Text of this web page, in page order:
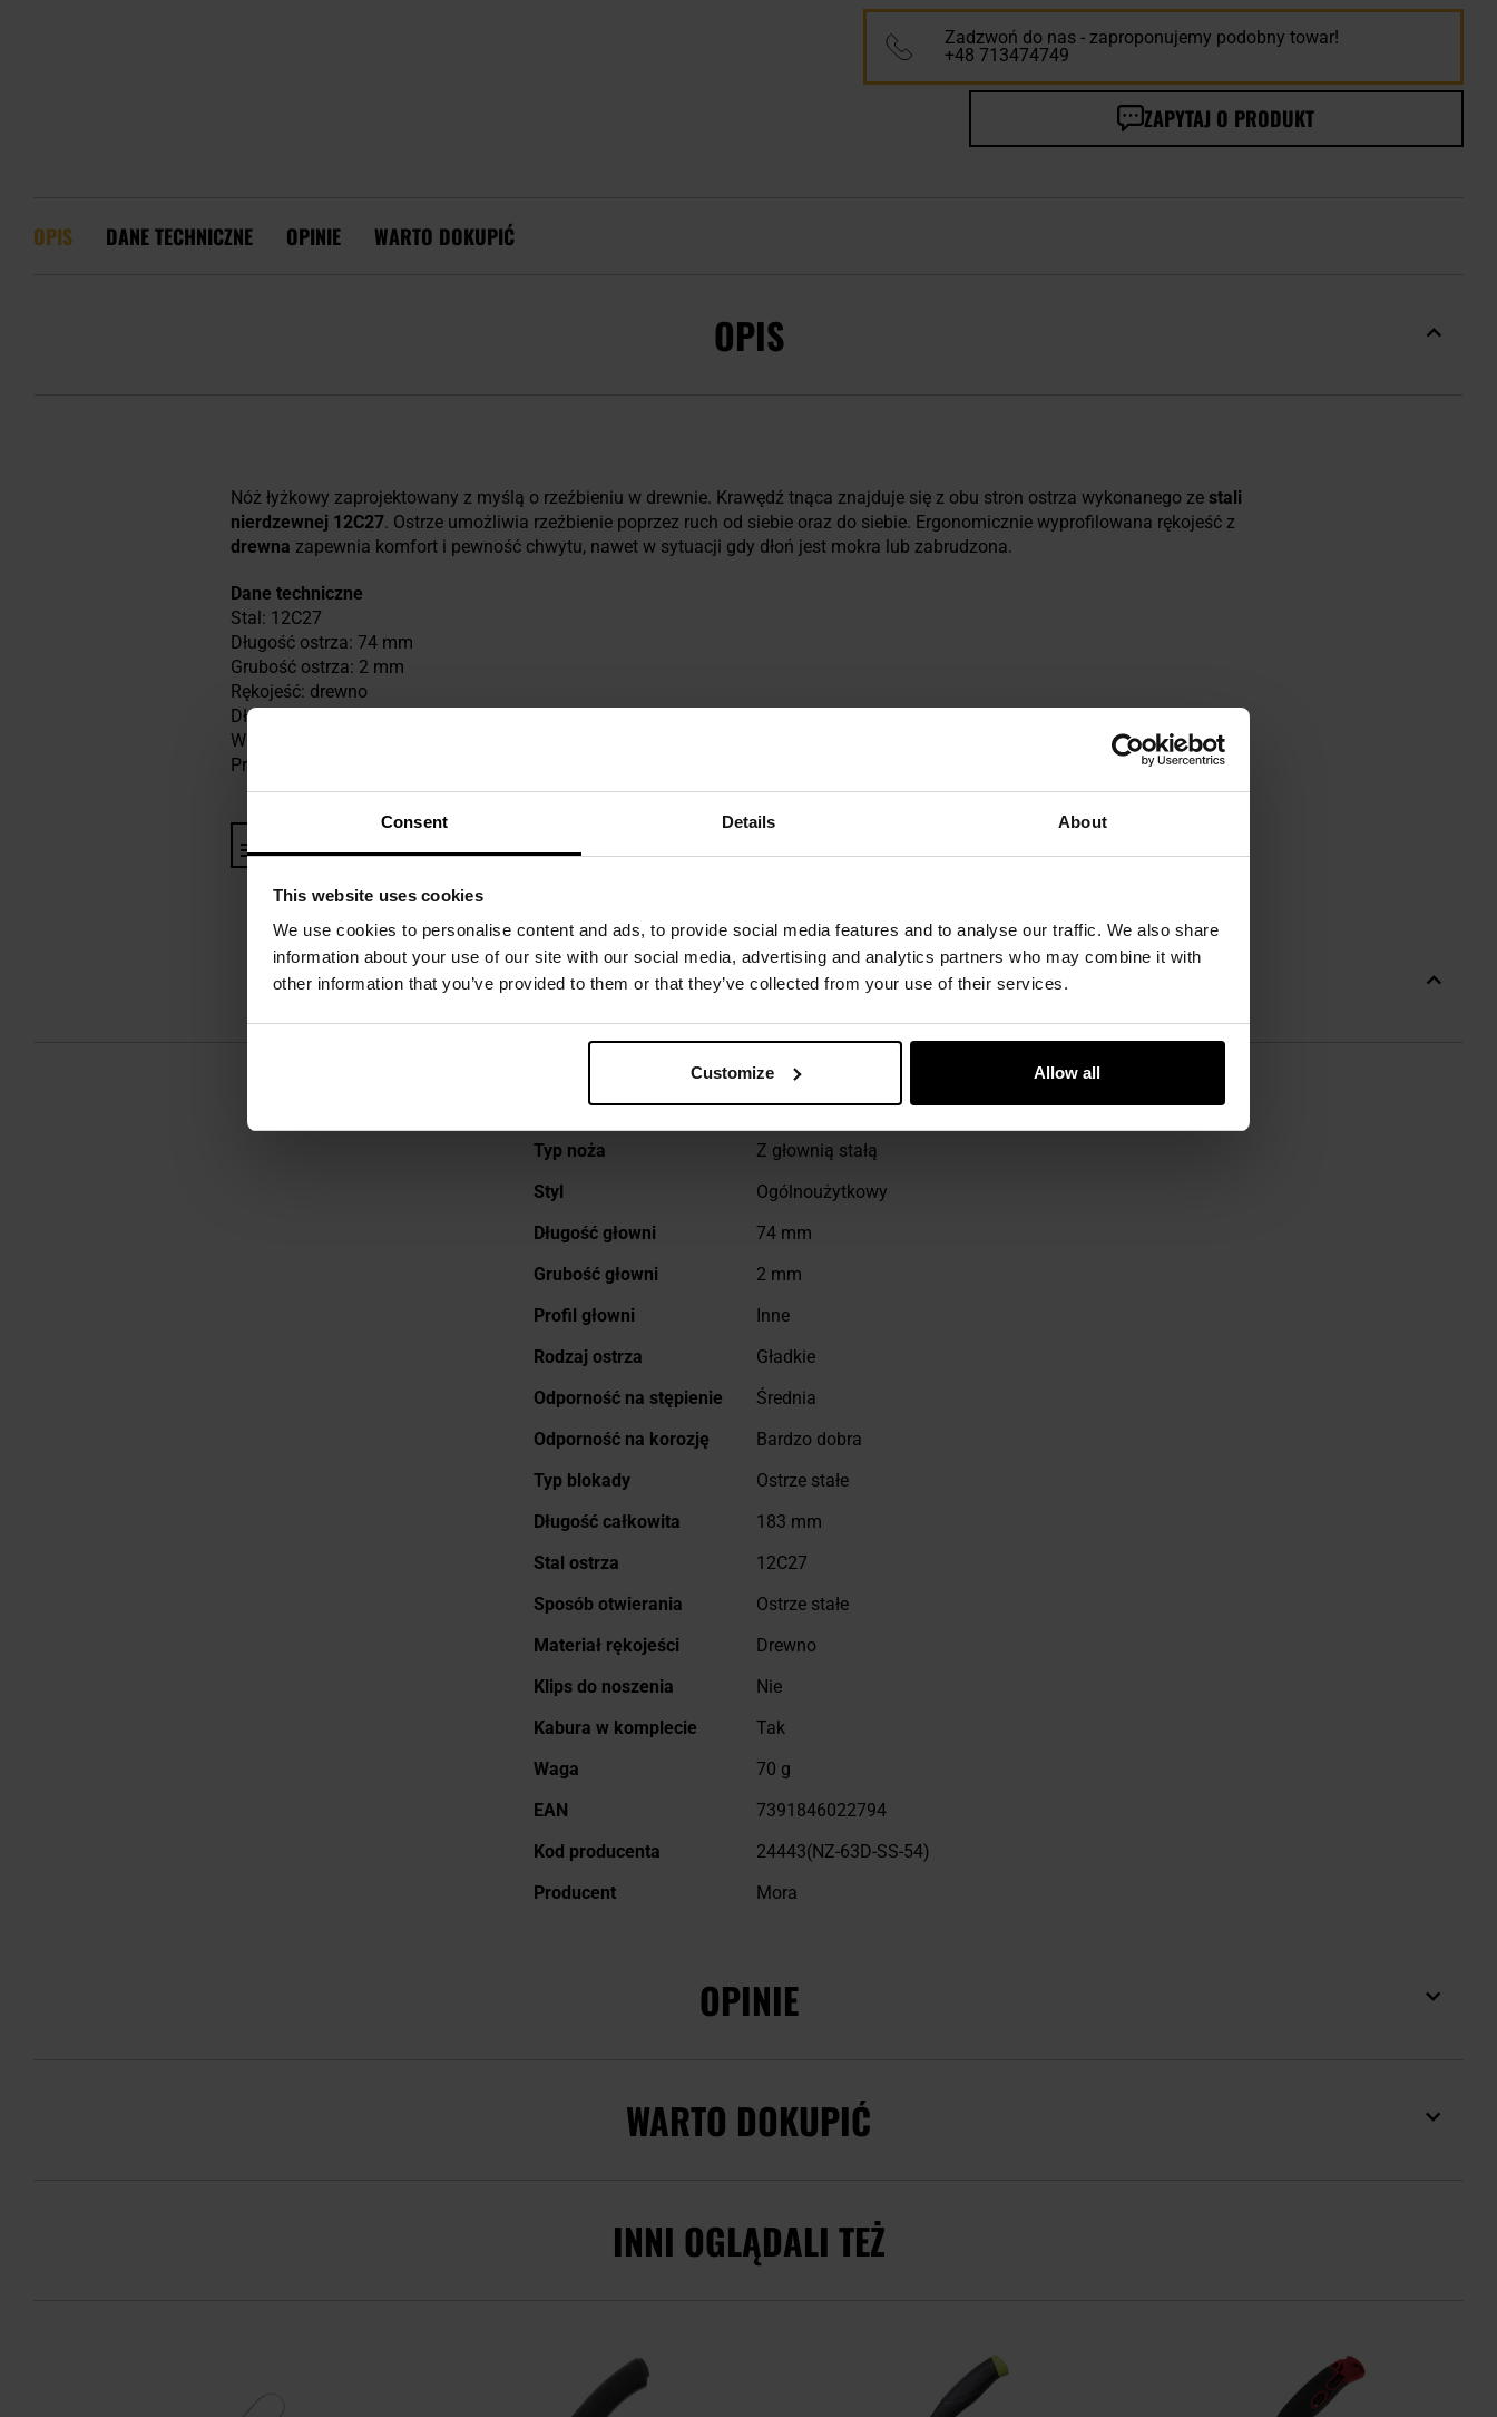
Consent Details About
This website uses cookies
We use cookies to personalise content and ads, to provide social media features and to analyse our traffic. We also share
information about your use of our site with our social media, advertising and analytics partners who may combine it with
other information that you’ve provided to them or that they’ve collected from your use of their services.
Customize Allow all
Zadzwoń do nas - zaproponujemy podobny towar!
+48 713474749
ZAPYTAJ O PRODUKT
OPIS DANE TECHNICZNE OPINIE WARTO DOKUPIĆ
OPIS
Nóż łyżkowy zaprojektowany z myślą o rzeźbieniu w drewnie. Krawędź tnąca znajduje się z obu stron ostrza wykonanego ze stali
nierdzewnej 12C27. Ostrze umożliwia rzeźbienie poprzez ruch od siebie oraz do siebie. Ergonomicznie wyprofilowana rękojeść z
drewna zapewnia komfort i pewność chwytu, nawet w sytuacji gdy dłoń jest mokra lub zabrudzona.
Dane techniczne
Stal: 12C27
Długość ostrza: 74 mm
Grubość ostrza: 2 mm
Rękojeść: drewno
Długość całkowita: 183 mm
Waga: 70 g
Producent:
Informacja o producencie i bezpieczeństwo
DANE TECHNICZNE
Więcej
Typ noża
Z głownią stałą
Styl
Ogólnoużytkowy
Długość głowni
74 mm
Grubość głowni
2 mm
Profil głowni
Inne
Rodzaj ostrza
Gładkie
Odporność na stępienie
Średnia
Odporność na korozję
Bardzo dobra
Typ blokady
Ostrze stałe
Długość całkowita
183 mm
Stal ostrza
12C27
Sposób otwierania
Ostrze stałe
Materiał rękojeści
Drewno
Klips do noszenia
Nie
Kabura w komplecie
Tak
Waga
70 g
EAN
7391846022794
Kod producenta
24443(NZ-63D-SS-54)
Producent
Mora
OPINIE
WARTO DOKUPIĆ
INNI OGLĄDALI TEŻ